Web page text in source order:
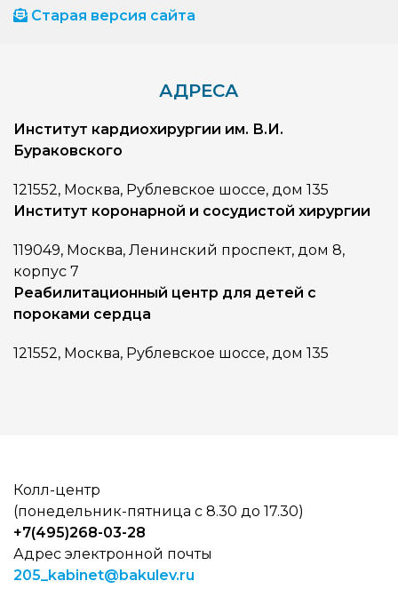
Старая версия сайта
АДРЕСА
Институт кардиохирургии им. В.И.
Бураковского
121552, Москва, Рублевское шоссе, дом 135
Институт коронарной и сосудистой хирургии
119049, Москва, Ленинский проспект, дом 8,
корпус 7
Реабилитационный центр для детей с
пороками сердца
121552, Москва, Рублевское шоссе, дом 135
Колл-центр
(понедельник-пятница с 8.30 до 17.30)
+7(495)268-03-28
Адрес электронной почты
205_kabinet@bakulev.ru